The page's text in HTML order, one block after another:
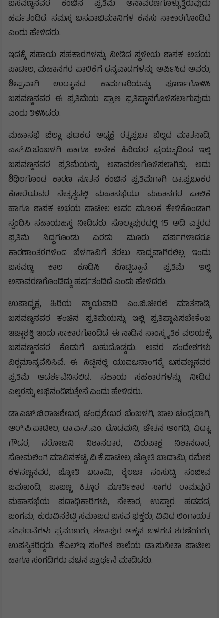
ಬಸವಣ್ಣನವರ ಕಂಚಿನ ಪ್ರತಿಮೆ ಅನಾವರಣಗೊಳ್ಳುತ್ತಿರುವುದು
ಹರ್ಷತಂದಿದೆ. ಸಮಸ್ತ ಬಸವಾಭಿಮಾನಿಗಳ ಕನಸು ಸಾಕಾರಗೊಂಡಿದೆ
ಎಂದು ಹೇಳಿದರು.
ಇದಕ್ಕೆ ಸಹಾಯ ಸಹಕಾರಗಳನ್ನು ನೀಡಿದ ಸ್ಥಳೀಯ ಶಾಸಕ ಅಭಯ
ಪಾಟೀಲ, ಮಹಾನಗರ ಪಾಲಿಕೆಗೆ ಧನ್ಯವಾದಗಳನ್ನು ಅರ್ಪಿಸಿದ ಅವರು,
ಶೀಘ್ರವಾಗಿ ಉದ್ಯಾನದ ಕಾಮಗಾರಿಯನ್ನು ಪೂರ್ಣಗೊಳಿಸಿ
ಬಸವಣ್ಣನವರ ಈ ಪ್ರತಿಮೆಯ ಪ್ರಾಣ ಪ್ರತಿಷ್ಠಾನಗೊಳಿಸಲಾಗುವುದು
ಎಂದು ತಿಳಿಸಿದರು.
ಮಹಾಸಭೆ ಜಿಲ್ಲಾ ಘಟಕದ ಅಧ್ಯಕ್ಷೆ ರತ್ನಪ್ರಭಾ ಬೆಲ್ಲದ ಮಾತನಾಡಿ,
ಎಸ್‌.ವಿ.ಬೆಂಬಳಗಿ ಹಾಗೂ ಅನೇಕ ಹಿರಿಯರ ಪ್ರಯತ್ನದಿಂದ ಇಲ್ಲಿ
ಬಸವಣ್ಣನವರ ಪ್ರತಿಮೆಯನ್ನು ಅನಾವರಣಗೊಳಿಸಲಾಗಿತ್ತು. ಅದು
ಶಿಥಿಲಗೊಂಡ ಕಾರಣ ನೂತನ ಕಂಚಿನ ಪ್ರತಿಮೆಗಾಗಿ ಡಾ.ಪ್ರಭಾಕರ
ಕೋರೆಯವರ ನೇತೃತ್ವದಲ್ಲಿ ಮಹಾಸಭೆಯು ಮಹಾನಗರ ಪಾಲಿಕೆ
ಹಾಗೂ ಶಾಸಕ ಅಭಯ ಪಾಟೀಲ ಅವರ ಮೂಲಕ ಕೇಳಿಕೊಂಡಾಗ
ಸ್ಪಂದಿಸಿ ಸಹಾಯಹಸ್ತ ನೀಡಿದರು. ಸೊಲ್ಲಾಪುರದಲ್ಲಿ 15 ಅಡಿ ಎತ್ತರದ
ಪ್ರತಿಮೆ ಸಿದ್ಧಗೊಂಡು ಎರಡು ಮೂರು ವರ್ಷಗಳಾದರೂ
ಕಾರಣಾಂತರಗಳಿಂದ ಬೆಳಗಾವಿಗೆ ತರಲು ಸಾಧ್ಯವಾಗಿರಲಿಲ್ಲ. ಇಂದು
ಬಸವಣ್ಣ ಕಾಲ ಕೂಡಿಸಿ ಕೊಟ್ಟಿದ್ದಾನೆ. ಪ್ರತಿಮೆ ಇಲ್ಲಿ
ಅನಾವರಣಗೊಂಡಿದ್ದು ಹರ್ಷತಂದಿದೆ ಎಂದು ಹೇಳಿದರು.
ಉಪಾಧ್ಯಕ್ಷ, ಹಿರಿಯ ನ್ಯಾಯವಾದಿ ಎಂ.ಬಿ.ಜೀರಲಿ ಮಾತನಾಡಿ,
ಬಸವಣ್ಣನವರ ಕಂಚಿನ ಪ್ರತಿಮೆಯನ್ನು ಇಲ್ಲಿ ಪ್ರತಿಷ್ಠಾಪಿಸಬೇಕೆಂಬ
ಇಚ್ಛಾಶಕ್ತಿ ಇಂದು ಸಾಕಾರಗೊಂಡಿದೆ. ಈ ನಾಡಿನ ಸಾಂಸ್ಕೃತಿಕ ವಲಯಕ್ಕೆ
ಬಸವಣ್ಣನವರ ಕೊಡುಗೆ ಬಹುದೊಡ್ಡದು. ಅವರ ಸಂದೇಶಗಳು
ವಿಶ್ವಮಾನ್ಯವೆನಿಸಿವೆ. ಈ ನಿಟ್ಟಿನಲ್ಲಿ ಯುವಜನಾಂಗಕ್ಕೆ ಬಸವಣ್ಣನವರ
ಪ್ರತಿಮೆ ಆದರ್ಶವೆನಿಸಲಿದೆ. ಸಹಾಯ ಸಹಕಾರಗಳನ್ನು ನೀಡಿದ
ಎಲ್ಲರನ್ನು ಅಭಿನಂದಿಸುತ್ತೇನೆ ಎಂದು ಹೇಳಿದರು.
ಡಾ.ಎಚ್‌.ಬಿ.ರಾಜಶೇಖರ, ಚಂದ್ರಶೇಖರ ಬೆಂಬಳಗಿ, ಬಾಲ ಚಂದ್ರಬಾಗಿ,
ಆರ್.ಪಿ.ಪಾಟೀಲ, ಡಾ.ಎಸ್.ಎಂ. ದೊಡಮನಿ, ಚೇತನ ಅಂಗಡಿ, ವಿದ್ಯಾ
ಗೌಡರ, ಸರೋಜನಿ ನಿಶಾನದಾರ, ವಿರುಪಾಕ್ಷ ನಿಶಾನದಾರ,
ಸೋಮಲಿಂಗ ಮಾವಿನಕಟ್ಟಿ, ವಿ.ಕೆ.ಪಾಟೀಲ, ಜ್ಯೋತಿ ಬಾದಾಮಿ, ರಮೇಶ
ಕಳಸಣ್ಣನವರ, ಜ್ಯೋತಿ ಬದಾಮಿ, ಶೈಲಜಾ ಸಂಸುದ್ದಿ, ಸಂಜೀವ
ಜಮಖಂಡಿ, ಬಾಬಣ್ಣ ಕಿತ್ತೂರ ಮೂರ್ತಿಕಾರ ಸಾಗರ ರಾಮಪುರೆ
ಮಹಾಸಭೆಯ ಪದಾಧಿಕಾರಿಗಳು, ನೇಕಾರ, ಉಪ್ಪಾರ, ಹಡಪದ,
ಜಂಗಮ, ಕುರುವಿನಶೆಟ್ಟಿ ಸಮಾಜದ ಬಸವ ಭಕ್ತರು, ವಿವಿಧ ಲಿಂಗಾಯತ
ಸಂಘಟನೆಗಳು ಪ್ರಮುಖರು, ಶಹಾಪುರ ಅಕ್ಕನ ಬಳಗದ ಶರಣೆಯರು,
ಉಪಸ್ಥಿತರಿದ್ದರು. ಕೆಎಲ್‌ಇ ಸಂಗೀತ ಶಾಲೆಯ ಡಾ.ಸುನೀತಾ ಪಾಟೀಲ
ಹಾಗೂ ಸಂಗಡಿಗರು ವಚನ ಪ್ರಾರ್ಥನೆ ಮಾಡಿದರು.